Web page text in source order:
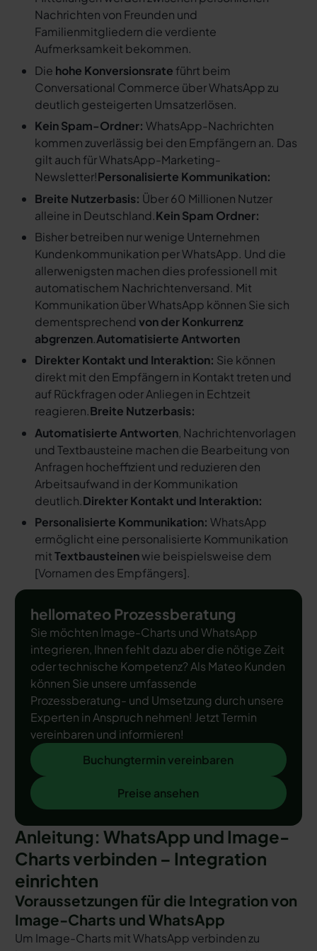
Nachrichten von Freunden und
Familienmitgliedern die verdiente
Aufmerksamkeit bekommen.
Die hohe Konversionsrate führt beim
Conversational Commerce über WhatsApp zu
deutlich gesteigerten Umsatzerlösen.
Kein Spam-Ordner: WhatsApp-Nachrichten
kommen zuverlässig bei den Empfängern an. Das
gilt auch für WhatsApp-Marketing-
Newsletter!Personalisierte Kommunikation:
Breite Nutzerbasis: Über 60 Millionen Nutzer
alleine in Deutschland.Kein Spam Ordner:
Bisher betreiben nur wenige Unternehmen
Kundenkommunikation per WhatsApp. Und die
allerwenigsten machen dies professionell mit
automatischem Nachrichtenversand. Mit
Kommunikation über WhatsApp können Sie sich
dementsprechendvon der Konkurrenz
abgrenzen.Automatisierte Antworten
Direkter Kontakt und Interaktion: Sie können
direkt mit den Empfängern in Kontakt treten und
auf Rückfragen oder Anliegen in Echtzeit
reagieren.Breite Nutzerbasis:
Automatisierte Antworten, Nachrichtenvorlagen
und Textbausteine machen die Bearbeitung von
Anfragen hocheffizient und reduzieren den
Arbeitsaufwand in der Kommunikation
deutlich.Direkter Kontakt und Interaktion:
Personalisierte Kommunikation: WhatsApp
ermöglicht eine personalisierte Kommunikation
mitTextbausteinenwie beispielsweise dem
[Vornamen des Empfängers].
hellomateo Prozessberatung
Sie möchten Image-Charts und WhatsApp
integrieren, Ihnen fehlt dazu aber die nötige Zeit
oder technische Kompetenz? Als Mateo Kunden
können Sie unsere umfassende
Prozessberatung- und Umsetzung durch unsere
Experten in Anspruch nehmen! Jetzt Termin
vereinbaren und informieren!
Buchungtermin vereinbaren
Buchungtermin vereinbaren
Preise ansehen
Preise ansehen
Anleitung: WhatsApp und Image-
Charts verbinden – Integration
einrichten
Voraussetzungen für die Integration von
Image-Charts und WhatsApp
Um Image-Charts mit WhatsApp verbinden zu